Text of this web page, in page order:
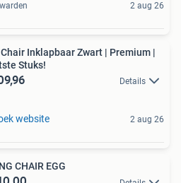
2 aug 26
Chair Inklapbaar Zwart | Premium |
Stuks!
Details
website 2 aug 26
CHAIR EGG